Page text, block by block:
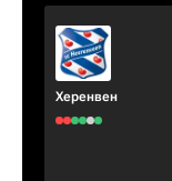
Херенвен